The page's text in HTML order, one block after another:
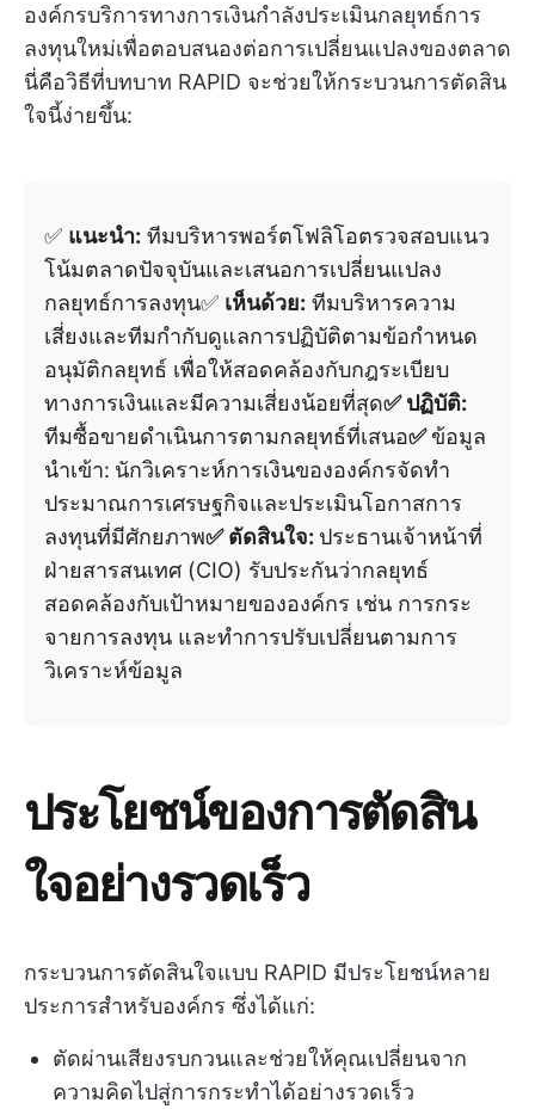
องค์กรบริการทางการเงินกำลังประเมินกลยุทธ์การ
ลงทุนใหม่เพื่อตอบสนองต่อการเปลี่ยนแปลงของตลาด
นี่คือวิธีที่บทบาท RAPID จะช่วยให้กระบวนการตัดสิน
ใจนี้ง่ายขึ้น:
✅ แนะนำ: ทีมบริหารพอร์ตโฟลิโอตรวจสอบแนว
โน้มตลาดปัจจุบันและเสนอการเปลี่ยนแปลง
กลยุทธ์การลงทุน✅ เห็นด้วย: ทีมบริหารความ
เสี่ยงและทีมกำกับดูแลการปฏิบัติตามข้อกำหนด
อนุมัติกลยุทธ์ เพื่อให้สอดคล้องกับกฎระเบียบ
ทางการเงินและมีความเสี่ยงน้อยที่สุด✅ ปฏิบัติ:
ทีมซื้อขายดำเนินการตามกลยุทธ์ที่เสนอ✅ข้อมูล
นำเข้า: นักวิเคราะห์การเงินขององค์กรจัดทำ
ประมาณการเศรษฐกิจและประเมินโอกาสการ
ลงทุนที่มีศักยภาพ✅ ตัดสินใจ: ประธานเจ้าหน้าที่
ฝ่ายสารสนเทศ (CIO) รับประกันว่ากลยุทธ์
สอดคล้องกับเป้าหมายขององค์กร เช่น การกระ
จายการลงทุน และทำการปรับเปลี่ยนตามการ
วิเคราะห์ข้อมูล
ประโยชน์ของการตัดสิน
ใจอย่างรวดเร็ว
กระบวนการตัดสินใจแบบ RAPID มีประโยชน์หลาย
ประการสำหรับองค์กร ซึ่งได้แก่:
ตัดผ่านเสียงรบกวนและช่วยให้คุณเปลี่ยนจาก
ความคิดไปสู่การกระทำได้อย่างรวดเร็ว